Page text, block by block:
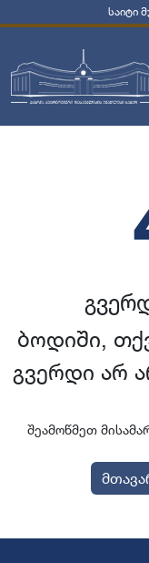
საიტი
ბოდიში,
გვერდი არ
შეამოწმეთ